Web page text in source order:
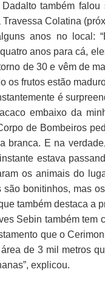
também
Colatina
anos no local:
anos para cá,
de 30 e vêm de
os frutos estão
é
embaixo da
de Bombeiros
branca. E na
estava
os animais do
bonitinhos, mas
também destaca a
Sebin também tem
que o
de 3 mil metros
explicou.